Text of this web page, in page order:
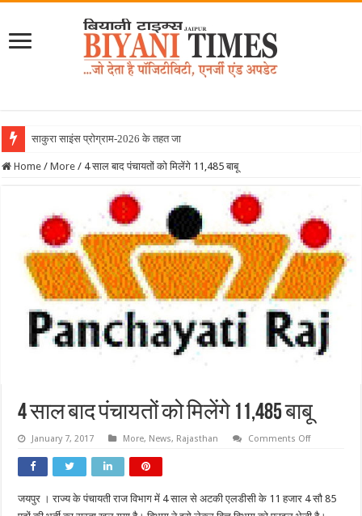
साकुरा साइंस प्रोग्राम-2026 के तहत जापान रवाना हुई
Home / More / 4 साल बाद पंचायतों को मिलेंगे 11,485 बाबू
4 साल बाद पंचायतों को मिलेंगे 11,485 बाबू
January 7, 2017 More, News, Rajasthan Comments Offon
मिलेंगे
11,485
जयपुर । राज्य के पंचायती राज विभाग में 4 साल से अटकी एलडीसी के 11 हजार 4 सौ 85